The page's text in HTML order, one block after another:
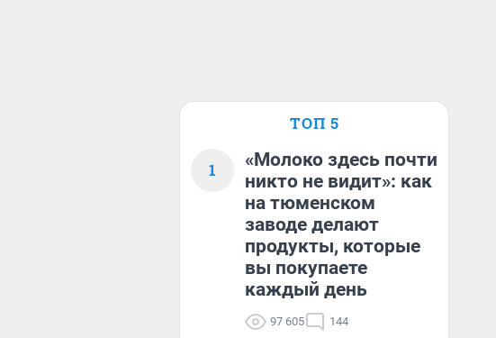
ТОП 5
1
«Молоко здесь почти
никто не видит»: как
на тюменском
заводе делают
продукты, которые
вы покупаете
каждый день
97 605 144